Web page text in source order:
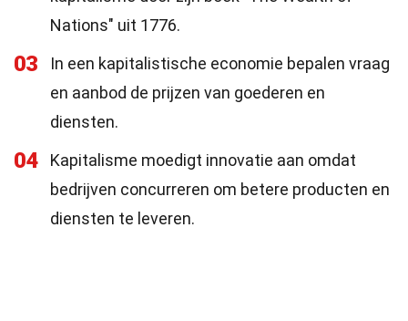
Nations" uit 1776.
03
In een kapitalistische economie bepalen vraag
en aanbod de prijzen van goederen en
diensten.
04
Kapitalisme moedigt innovatie aan omdat
bedrijven concurreren om betere producten en
diensten te leveren.